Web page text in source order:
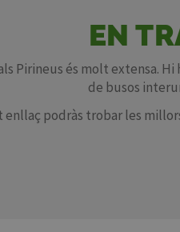
EN
Pirineus és molt extensa.
de busos
enllaç podràs trobar les